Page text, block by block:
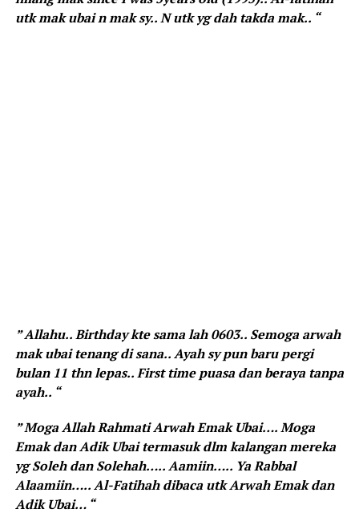
utk mak ubai n mak sy.. N utk yg dah takda mak.. “
” Allahu.. Birthday kte sama lah 0603.. Semoga arwah
mak ubai tenang di sana.. Ayah sy pun baru pergi
bulan 11 thn lepas.. First time puasa dan beraya tanpa
ayah.. “
” Moga Allah Rahmati Arwah Emak Ubai…. Moga
Emak dan Adik Ubai termasuk dlm kalangan mereka
yg Soleh dan Solehah….. Aamiin….. Ya Rabbal
Alaamiin….. Al-Fatihah dibaca utk Arwah Emak dan
Adik Ubai… “